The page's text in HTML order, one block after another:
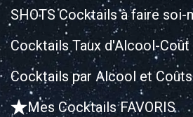
Cocktails Taux d'Alcool-Coût
Cocktails par Alcool et Coûts
Mes Cocktails FAVORIS